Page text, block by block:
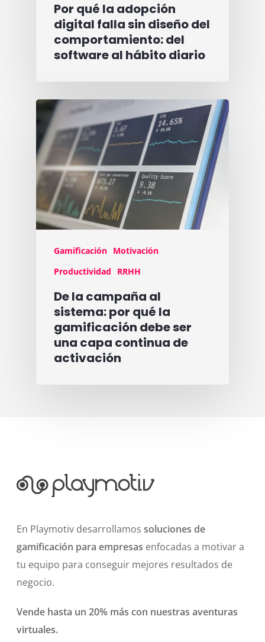
Por qué la adopción
digital falla sin diseño del
comportamiento: del
software al hábito diario
Gamificación Motivación
Productividad
RRHH
De la campaña al
sistema: por qué la
gamificación debe ser
una capa continua de
activación
En Playmotiv desarrollamos soluciones de
gamificación para empresas enfocadas a motivar a
tu equipo para conseguir mejores resultados de
negocio.
Vende hasta un 20% más con nuestras aventuras
virtuales.